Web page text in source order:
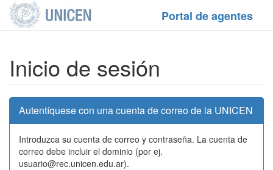
Portal de agentes
Inicio de sesión
Autentíquese con una cuenta de correo de la UNICEN
Introduzca su cuenta de correo y contraseña. La cuenta de
correo debe incluir el dominio (por ej.
usuario@rec.unicen.edu.ar).